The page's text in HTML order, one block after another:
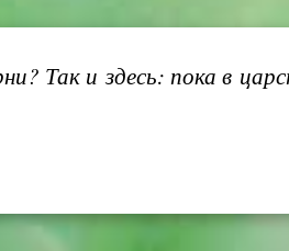
Так и здесь: пока в